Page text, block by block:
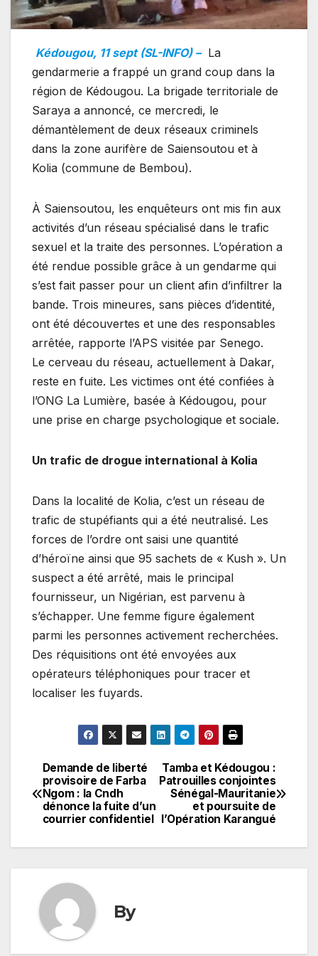
Kédougou, 11 sept (SL-INFO) – La
gendarmerie a frappé un grand coup dans la
région de Kédougou. La brigade territoriale de
Saraya a annoncé, ce mercredi, le
démantèlement de deux réseaux criminels
dans la zone aurifère de Saiensoutou et à
Kolia (commune de Bembou).
À Saiensoutou, les enquêteurs ont mis fin aux
activités d’un réseau spécialisé dans le trafic
sexuel et la traite des personnes. L’opération a
été rendue possible grâce à un gendarme qui
s’est fait passer pour un client afin d’infiltrer la
bande. Trois mineures, sans pièces d’identité,
ont été découvertes et une des responsables
arrêtée, rapporte l’APS visitée par Senego.
Le cerveau du réseau, actuellement à Dakar,
reste en fuite. Les victimes ont été confiées à
l’ONG La Lumière, basée à Kédougou, pour
une prise en charge psychologique et sociale.
Un trafic de drogue international à Kolia
Dans la localité de Kolia, c’est un réseau de
trafic de stupéfiants qui a été neutralisé. Les
forces de l’ordre ont saisi une quantité
d’héroïne ainsi que 95 sachets de « Kush ». Un
suspect a été arrêté, mais le principal
fournisseur, un Nigérian, est parvenu à
s’échapper. Une femme figure également
parmi les personnes activement recherchées.
Des réquisitions ont été envoyées aux
opérateurs téléphoniques pour tracer et
localiser les fuyards.
Navigation
de
Tamba et Kédougou :
Patrouilles conjointes
Sénégal-Mauritanie
et poursuite de
l’Opération Karangué
Demande de liberté
provisoire de Farba
Ngom : la Cndh
dénonce la fuite d’un
courrier confidentiel
By